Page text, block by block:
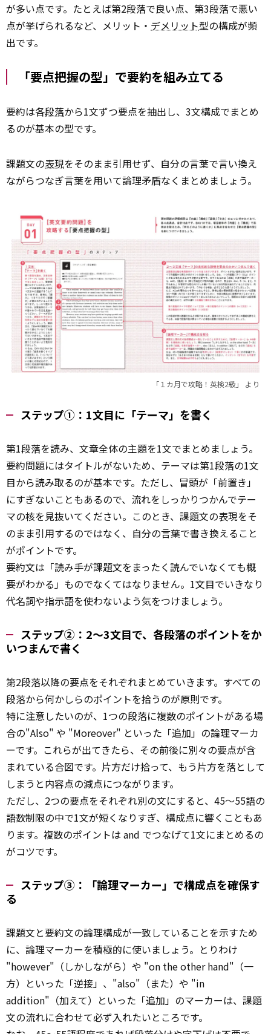
が多い点です。たとえば第2段落で良い点、第3段落で悪い
点が挙げられるなど、メリット・ デメリット型の構成が頻
出です。
「要点把握の型」で要約を組み立てる
要約は各段落から1文ずつ要点を抽出し、3文構成でまとめ
るのが基本の型です。
課題文の表現をそのまま引用せず、自分の言葉で言い換え
ながらつなぎ言葉を用いて論理矛盾なくまとめましょう。
「１カ月で攻略！英検2級」 より
ステップ①：1文目に「テーマ」を書く
第1段落を読み、文章全体の主題を1文でまとめましょう。
要約問題にはタイトルがないため、テーマは第1段落の1文
目から読み取るのが基本です。ただし、冒頭が「前置き」
にすぎないこともあるので、流れをしっかりつかんでテー
マの核を見抜いてください。このとき、課題文の表現をそ
のまま引用するのではなく、自分の言葉で書き換えること
がポイントです。
要約文は「読み手が課題文をまったく読んでいなくても概
要がわかる」ものでなくてはなりません。1文目でいきなり
代名詞や指示語を使わないよう気をつけましょう。
ステップ②：2〜3文目で、各段落のポイントをか
いつまんで書く
第2段落以降の要点をそれぞれまとめていきます。すべての
段落から何かしらのポイントを拾うのが原則です。
特に注意したいのが、1つの段落に複数のポイントがある場
合の"Also" や "Moreover" といった「追加」の論理マーカ
ーです。これらが出てきたら、その前後に別々の要点が含
まれている合図です。片方だけ拾って、もう片方を落として
しまうと内容点の減点につながります。
ただし、2つの要点をそれぞれ別の文にすると、45〜55語の
語数制限の中で1文が短くなりすぎ、構成点に響くこともあ
ります。複数のポイントは and でつなげて1文にまとめるの
がコツです。
ステップ③：「論理マーカー」で構成点を確保す
る
課題文と要約文の論理構成が一致していることを示すため
に、論理マーカーを積極的に使いましょう。とりわけ
"however"（しかしながら）や "on the other hand"（一
方）といった「逆接」、"also"（また）や "in
addition"（加えて）といった「追加」のマーカーは、課題
文の流れに合わせて必ず入れたいところです。